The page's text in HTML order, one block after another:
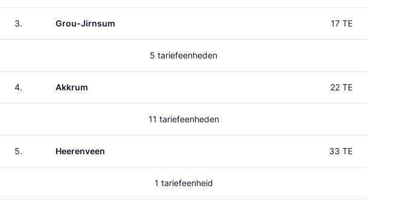
3. Grou-Jirnsum 17 TE
5 tariefeenheden
4. Akkrum 22 TE
11 tariefeenheden
5. Heerenveen 33 TE
1 tariefeenheid